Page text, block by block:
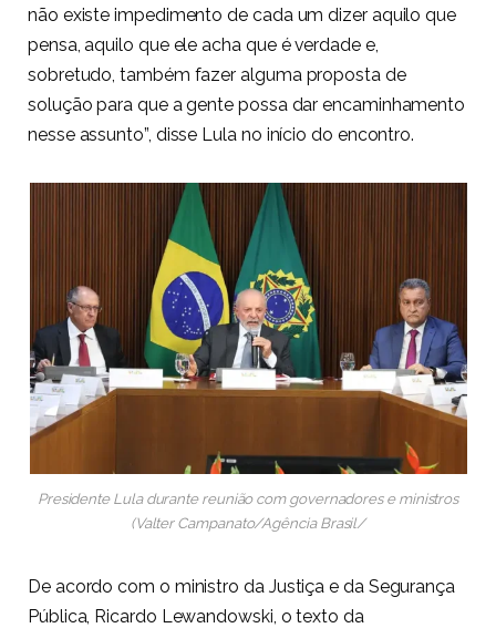
não existe impedimento de cada um dizer aquilo que
pensa, aquilo que ele acha que é verdade e,
sobretudo, também fazer alguma proposta de
solução para que a gente possa dar encaminhamento
nesse assunto”, disse Lula no início do encontro.
Presidente Lula durante reunião com governadores e ministros
(Valter Campanato/Agência Brasil/
De acordo com o ministro da Justiça e da Segurança
Pública, Ricardo Lewandowski, o texto da